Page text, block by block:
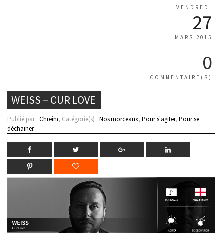
VENDREDI
27
MARS 2015
0
COMMENTAIRE(S)
WEISS – OUR LOVE
Publié par : Chreim, Catégorie(s) : Nos morceaux, Pour s'agiter, Pour se
déchainer